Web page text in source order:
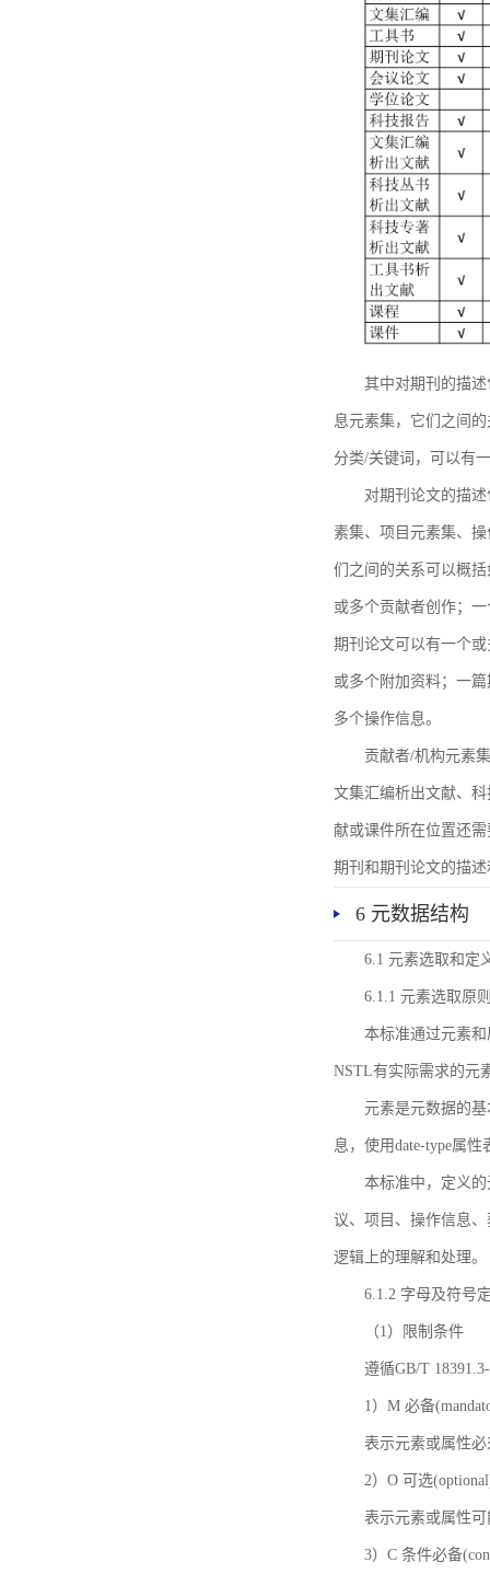
其中对期刊的描
息元素集，它们之间
分类/关键词，可以有
对期刊论文的描
素集、项目元素集、
们之间的关系可以概
或多个贡献者创作；
期刊论文可以有一个
或多个附加资料；一
多个操作信息。
贡献者/机构元素
文集汇编析出文献、
献或课件所在位置还
期刊和期刊论文的描
6 元数据结构
6.1 元素选取和定
6.1.1 元素选取原
本标准通过元素
NSTL有实际需求的元
元素是元数据的
息，使用date-type属
本标准中，定义
议、项目、操作信息
逻辑上的理解和处理。
6.1.2 字母及符号
（1）限制条件
遵循GB/T
1）M 必备
表示元素或属性
2）O 可选
表示元素或属性
3）C 条件必备